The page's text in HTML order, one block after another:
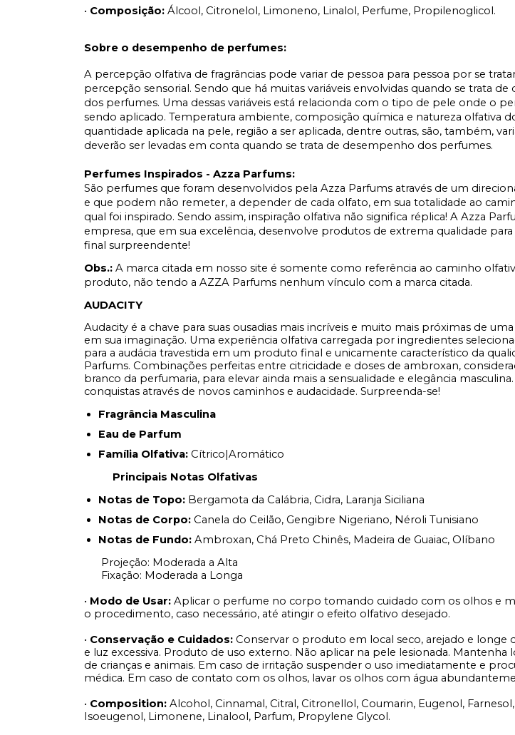
• Composição: Álcool, Citronelol, Limoneno, Linalol, Perfume, Propilenoglicol.
Sobre o desempenho de perfumes:
A percepção olfativa de fragrâncias pode variar de pessoa para pessoa por se
percepção sensorial. Sendo que há muitas variáveis envolvidas quando se trata
dos perfumes. Uma dessas variáveis está relacionda com o tipo de pele onde o
sendo aplicado. Temperatura ambiente, composição química e natureza olfativa
quantidade aplicada na pele, região a ser aplicada, dentre outras, são, também,
deverão ser levadas em conta quando se trata de desempenho dos perfumes.
Perfumes Inspirados - Azza Parfums:
São perfumes que foram desenvolvidos pela Azza Parfums através de um
e que podem não remeter, a depender de cada olfato, em sua totalidade ao
qual foi inspirado. Sendo assim, inspiração olfativa não significa réplica! A Azza
empresa, que em sua excelência, desenvolve produtos de extrema qualidade
final surpreendente!
Obs.: A marca citada em nosso site é somente como referência ao caminho
produto, não tendo a AZZA Parfums nenhum vínculo com a marca citada.
AUDACITY
Audacity é a chave para suas ousadias mais incríveis e muito mais próximas de
em sua imaginação. Uma experiência olfativa carregada por ingredientes
para a audácia travestida em um produto final e unicamente característico da
Parfums. Combinações perfeitas entre citricidade e doses de ambroxan,
branco da perfumaria, para elevar ainda mais a sensualidade e elegância
conquistas através de novos caminhos e audacidade. Surpreenda-se!
Fragrância Masculina
Eau de Parfum
Família Olfativa: Cítrico|Aromático
Principais Notas Olfativas
Notas de Topo: Bergamota da Calábria, Cidra, Laranja Siciliana
Notas de Corpo: Canela do Ceilão, Gengibre Nigeriano, Néroli Tunisiano
Notas de Fundo: Ambroxan, Chá Preto Chinês, Madeira de Guaiac, Olíbano
Projeção: Moderada a Alta
Fixação: Moderada a Longa
• Modo de Usar: Aplicar o perfume no corpo tomando cuidado com os olhos e
o procedimento, caso necessário, até atingir o efeito olfativo desejado.
• Conservação e Cuidados: Conservar o produto em local seco, arejado e longe
e luz excessiva. Produto de uso externo. Não aplicar na pele lesionada. Mantenha
de crianças e animais. Em caso de irritação suspender o uso imediatamente e
médica. Em caso de contato com os olhos, lavar os olhos com água
• Composition: Alcohol, Cinnamal, Citral, Citronellol, Coumarin, Eugenol,
Isoeugenol, Limonene, Linalool, Parfum, Propylene Glycol.